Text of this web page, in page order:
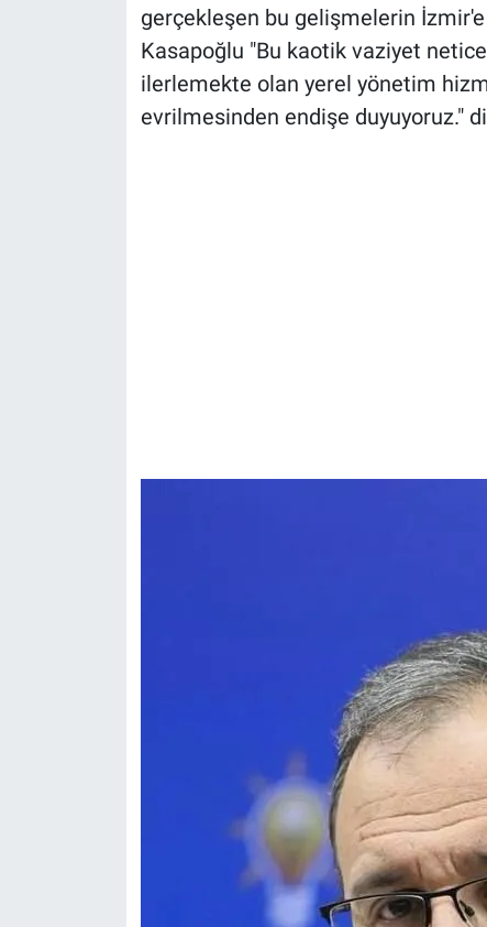
gerçekleşen bu gelişmelerin
Kasapoğlu "Bu kaotik vaziyet
ilerlemekte olan yerel yönetim
evrilmesinden endişe duyuyoruz."